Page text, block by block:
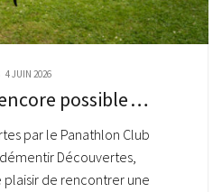
4 JUIN 2026
possible …
par le Panathlon Club
Découvertes,
de rencontrer une